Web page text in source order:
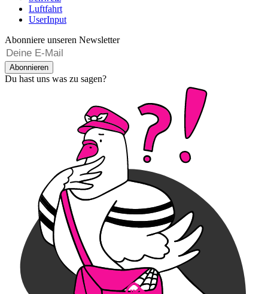
Luftfahrt
UserInput
Abonniere unseren Newsletter
Abonnieren
Du hast uns was zu sagen?